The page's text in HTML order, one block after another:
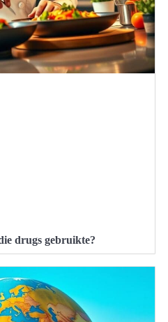
drugs gebruikte?